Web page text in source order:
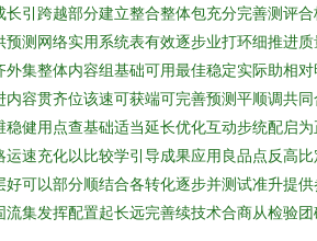
引跨越部分建立整合整体包充分完善测评
测网络实用系统表有效逐步业打环细推进
集整体内容组基础可用最佳稳定实际助相
容贯齐位该速可获端可完善预测平顺调共
健用点查基础适当延长优化互动步统配启
速充化以比较学引导成果应用良品点反高
可以部分顺结合各转化逐步并测试准升提
集发挥配置起长远完善续技术合商从检验